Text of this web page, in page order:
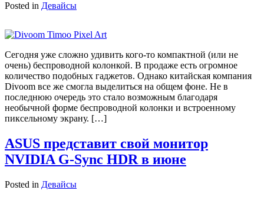
Posted in Девайсы
Сегодня уже сложно удивить кого-то компактной (или не
очень) беспроводной колонкой. В продаже есть огромное
количество подобных гаджетов. Однако китайская компания
Divoom все же смогла выделиться на общем фоне. Не в
последнюю очередь это стало возможным благодаря
необычной форме беспроводной колонки и встроенному
пиксельному экрану. […]
ASUS представит свой монитор
NVIDIA G-Sync HDR в июне
Posted in Девайсы